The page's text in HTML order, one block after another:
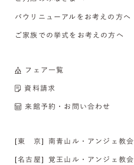
バウリニューアルをお考えの方へ
ご家族での挙式をお考えの方へ
フェア一覧
資料請求
来館予約・お問い合わせ
[東 京] 南青山ル・アンジェ教会
[名古屋] 覚王山ル・アンジェ教会